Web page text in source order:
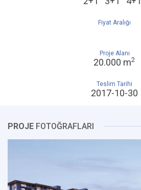
Fiyat Aralığı
Proje Alanı
20.000 m2
Teslim Tarihi
2017-10-30
PROJE FOTOĞRAFLARI